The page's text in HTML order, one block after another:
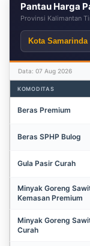
Pantau Harga
Provinsi Kalimantan
Data: 07 Aug 2026
KOMODITAS
Beras Premium
Beras SPHP Bulog
Gula Pasir Curah
Minyak Goreng
Kemasan Premium
Minyak Goreng
Curah